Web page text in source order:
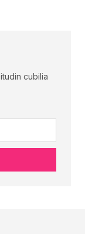
cubilia